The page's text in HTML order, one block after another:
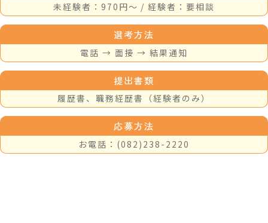
トップ
スクールの特徴
コース紹介
入会案内
送迎案内
料金案内
よくある質問
未経験者：970円〜 / 経験者：要相談
選考方法
電話 → 面接 → 結果通知
提出書類
履歴書、職務経歴書（経験者のみ）
応募方法
お電話：(082)238-2220